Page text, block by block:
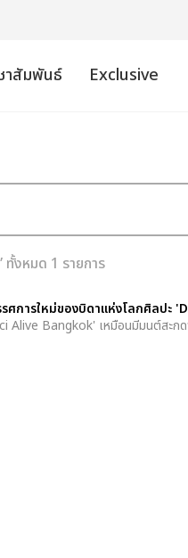
าสัมพันธ์ Exclusive
ทั้งหมด 1 รายการ
ศการใหม่ของบิดาแห่งโลกศิลปะ
Alive Bangkok' เหมือนมีมนต์สะก